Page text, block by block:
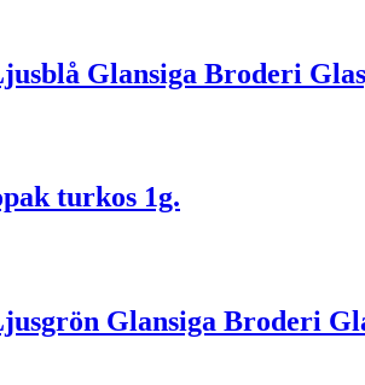
Glansiga Broderi
turkos 1g.
Glansiga Broderi